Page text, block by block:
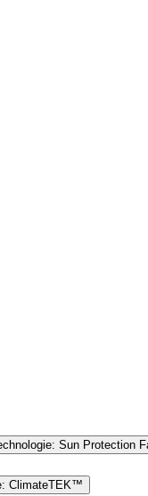
Sun Protection
ClimateTEK™